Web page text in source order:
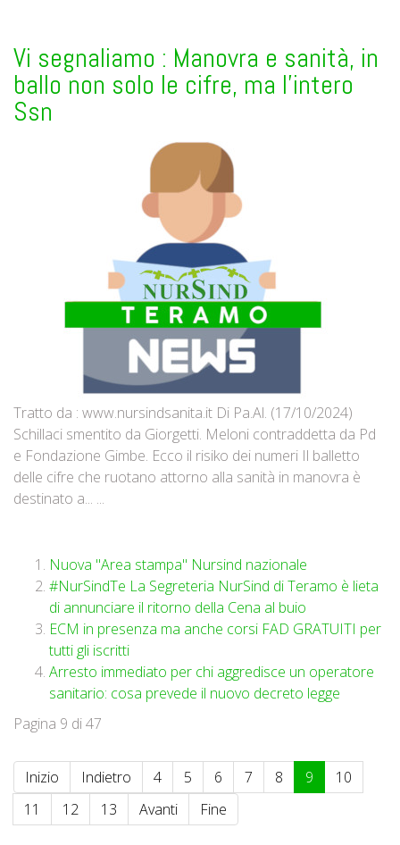
Vi segnaliamo : Manovra e sanità, in
ballo non solo le cifre, ma l'intero
Ssn
Tratto da : www.nursindsanita.it Di Pa.Al. (17/10/2024)
Schillaci smentito da Giorgetti. Meloni contraddetta da Pd
e Fondazione Gimbe. Ecco il risiko dei numeri Il balletto
delle cifre che ruotano attorno alla sanità in manovra è
destinato a... ...
Nuova "Area stampa" Nursind nazionale
#NurSindTe La Segreteria NurSind di Teramo è lieta
di annunciare il ritorno della Cena al buio
ECM in presenza ma anche corsi FAD GRATUITI per
tutti gli iscritti
Arresto immediato per chi aggredisce un operatore
sanitario: cosa prevede il nuovo decreto legge
Pagina 9 di 47
Inizio Indietro 4 5 6 7 8 9
10
11
12 13 Avanti Fine